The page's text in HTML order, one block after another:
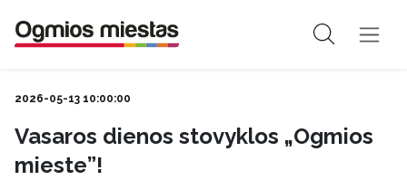
2026-05-13 10:00:00
Vasaros dienos stovyklos „Ogmios
mieste”!